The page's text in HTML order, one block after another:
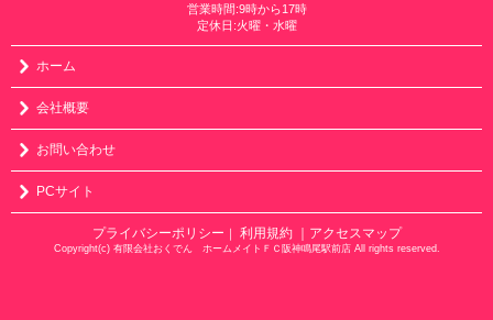
営業時間:9時から17時
定休日:火曜・水曜
ホーム
会社概要
お問い合わせ
PCサイト
プライバシーポリシー ｜ 利用規約 ｜アクセスマップ
Copyright(c) 有限会社おくでん ホームメイトＦＣ阪神鳴尾駅前店 All rights reserved.